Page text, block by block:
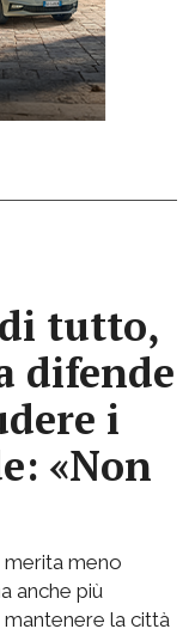
tutto,
difende
i
«Non
merita meno
anche più
la città